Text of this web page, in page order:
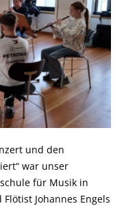
und den
war unser
für Musik in
Johannes Engels